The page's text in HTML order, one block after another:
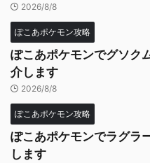
2026/8/8
ぽこあポケモン攻略
ぽこあポケモンでグソク
介します
2026/8/8
ぽこあポケモン攻略
ぽこあポケモンでラグラ
します